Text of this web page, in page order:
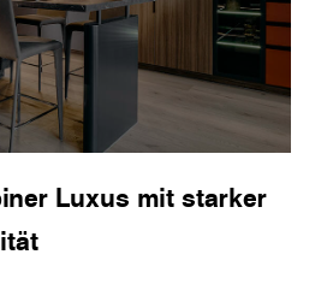
Luxus mit starker